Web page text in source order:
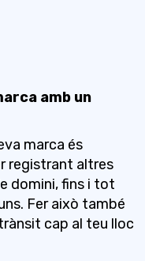
amb un
marca és
registrant altres
domini, fins i tot
Fer això també
cap al teu lloc